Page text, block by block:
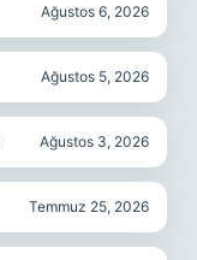
Ağustos 6, 2026
Ağustos 5, 2026
Ağustos 3, 2026
Temmuz 25, 2026